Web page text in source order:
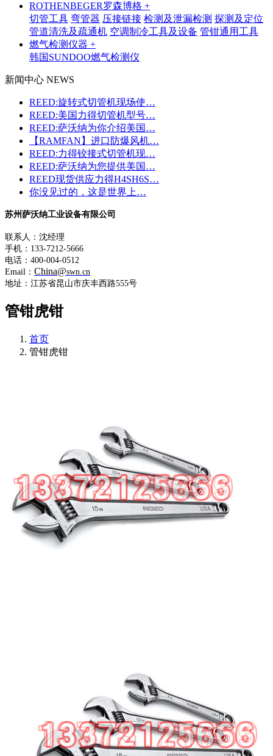
ROTHENBEGER罗森博格 +
切管工具 弯管器 压接链接 检测及泄漏检测 探测及定位
管道清洗及疏通机 空调制冷工具及设备 管钳通用工具
燃气检测仪器 +
韩国SUNDOO燃气检测仪
新闻中心 NEWS
REED:旋转式切管机现场使…
REED:美国力得切管机型号…
REED:萨沃纳为你介绍美国…
【RAMFAN】进口防爆风机…
REED:力得铰接式切管机现…
REED:萨沃纳为您提供美国…
REED现货供应力得H4SH6S…
你没见过的，这是世界上…
苏州萨沃纳工业设备有限公司
联系人：沈经理
手机：133-7212-5666
电话：400-004-0512
Email： China@swn.cn
地址：江苏省昆山市庆丰西路555号
管钳虎钳
首页
管钳虎钳